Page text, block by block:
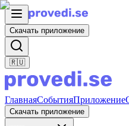
Скачать приложение
🇷🇺
ГлавнаяСобытияПриложение
Скачать приложение